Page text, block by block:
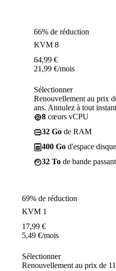
66% de réduction
KVM 8
64,99 €
21,99 €/mois
Sélectionner
Renouvellement au prix
ans. Annulez à tout
8 cœurs vCPU
32 Go de RAM
400 Go d'espace
32 To de bande
69% de réduction
KVM 1
17,99 €
5,49 €/mois
Sélectionner
Renouvellement au prix de